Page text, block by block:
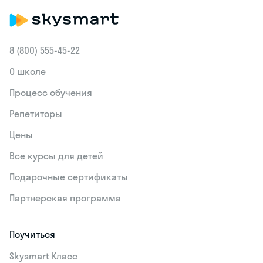
8 (800) 555‑45-22
О школе
Процесс обучения
Репетиторы
Цены
Все курсы для детей
Подарочные сертификаты
Партнерская программа
Поучиться
Skysmart Класс